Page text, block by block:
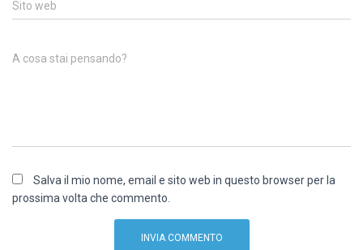
Sito web
A cosa stai pensando?
Salva il mio nome, email e sito web in questo browser per la
prossima volta che commento.